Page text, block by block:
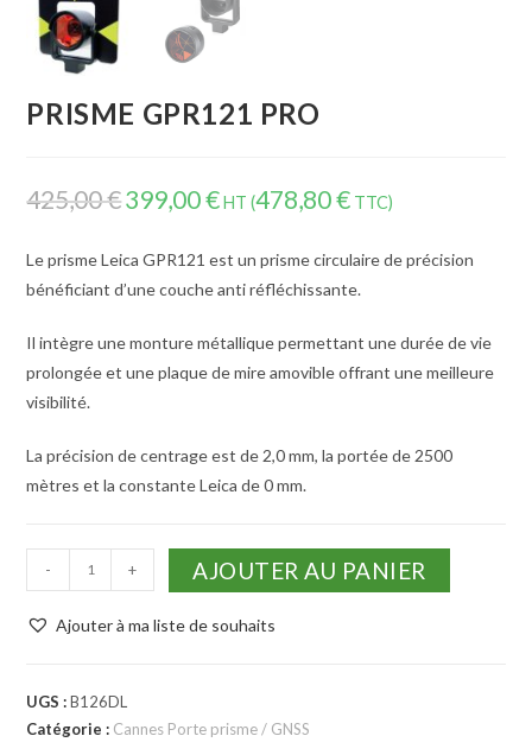
PRISME GPR121 PRO
425,00€399,00€ HT (478,80€ TTC)
Le prisme Leica GPR121 est un prisme circulaire de précision
bénéficiant d’une couche anti réfléchissante.
Il intègre une monture métallique permettant une durée de vie
prolongée et une plaque de mire amovible offrant une meilleure
visibilité.
La précision de centrage est de 2,0 mm, la portée de 2500
mètres et la constante Leica de 0 mm.
- + AJOUTER AU PANIER
Ajouter à ma liste de souhaits
UGS :B126DL
Catégorie : Cannes Porte prisme / GNSS